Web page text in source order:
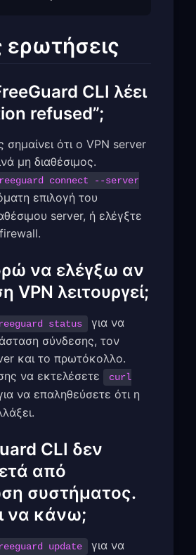
ερωτήσεις
CLI λέει
refused”;
ότι ο VPN server
μη διαθέσιμος.
connect --server
επιλογή του
server, ή ελέγξτε
firewall.
να ελέγξω αν
VPN λειτουργεί;
status
για να
σύνδεσης, τον
και το πρωτόκολλο.
να εκτελέσετε
curl
να επαληθεύσετε ότι η
CLI δεν
από
συστήματος.
να κάνω;
update
για να